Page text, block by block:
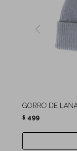
GORRO DE
$ 499